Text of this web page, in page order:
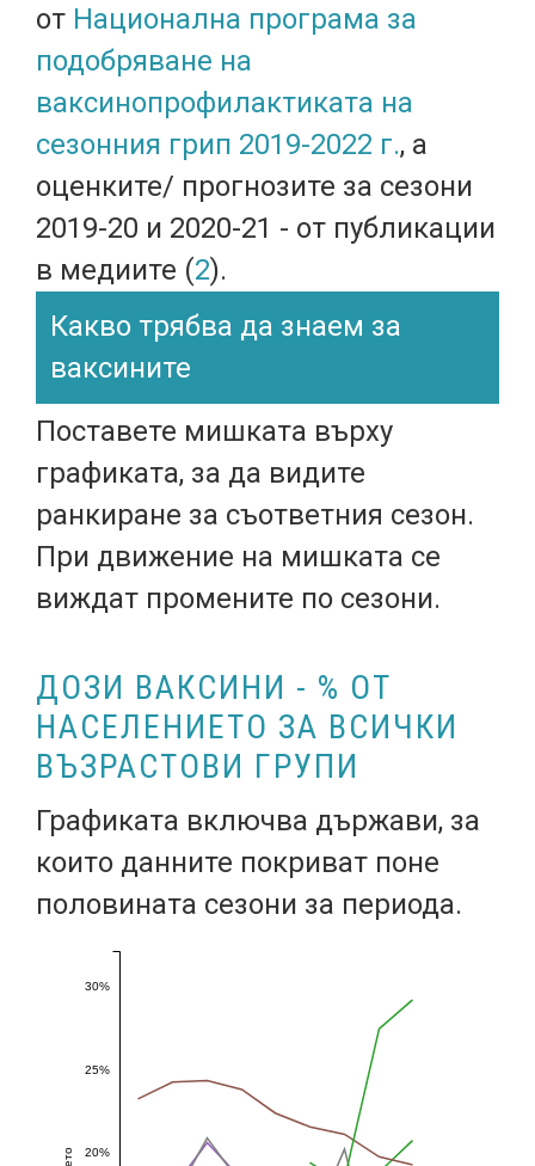
от Национална програма за
подобряване на
ваксинопрофилактиката на
сезонния грип 2019-2022 г., а
оценките/ прогнозите за сезони
2019-20 и 2020-21 - от публикации
в медиите (2).
Какво трябва да знаем за
ваксините
Поставете мишката върху
графиката, за да видите
ранкиране за съответния сезон.
При движение на мишката се
виждат промените по сезони.
ДОЗИ ВАКСИНИ - % ОТ
НАСЕЛЕНИЕТО ЗА ВСИЧКИ
ВЪЗРАСТОВИ ГРУПИ
Графиката включва държави, за
които данните покриват поне
половината сезони за периода.
20%
25%
30%